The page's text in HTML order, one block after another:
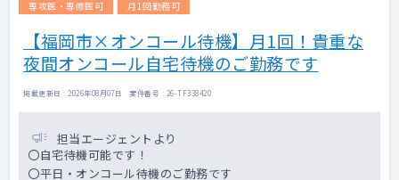
専攻医・専修医可 月1回勤務可
【福岡市×オンコール待機】月1回！貴重な
夜間オンコール自宅待機のご勤務です
掲載更新日 : 2026年08月07日 案件番号 : 26-TF338420
担当エージェントより
〇自宅待機可能です！
〇平日・オンコール待機のご勤務です